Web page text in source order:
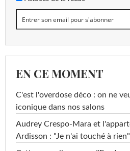
EN CE MOMENT
C'est l'overdose déco : on ne
iconique dans nos salons
Audrey Crespo-Mara et
Ardisson : "Je n'ai touché à rien"